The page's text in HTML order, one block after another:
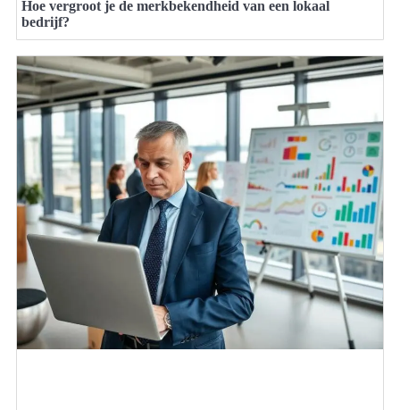
Hoe vergroot je de merkbekendheid van een lokaal
bedrijf?